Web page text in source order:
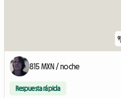
9
815 MXN / noche
Respuesta rápida